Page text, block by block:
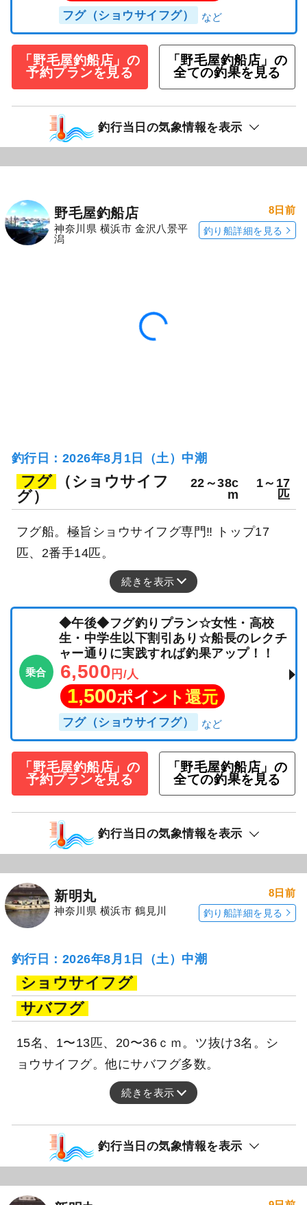
フグ（ショウサイフグ）
「野毛屋釣船店」の
予約プランを見る
「野毛屋釣船店」の
全ての釣果を見る
釣行当日の気象情報を表示
野毛屋釣船店
神奈川県 横浜市 金沢八景平
潟
8日前
釣り船詳細を見る
釣行日：2026年8月1日（土）中潮
フグ
（ショウサイフ
グ）
22～38c
m
1～17
匹
フグ船。極旨ショウサイフグ専門‼ トップ17
匹、2番手14匹。
続きを表示
乗合
◆午後◆フグ釣りプラン☆女性・高校
生・中学生以下割引あり☆船長のレクチ
ャー通りに実践すれば釣果アップ！！
6,500 円/人
1,500ポイント還元
フグ（ショウサイフグ）
「野毛屋釣船店」の
予約プランを見る
「野毛屋釣船店」の
全ての釣果を見る
釣行当日の気象情報を表示
新明丸
神奈川県 横浜市 鶴見川
8日前
釣り船詳細を見る
釣行日：2026年8月1日（土）中潮
ショウサイフグ
サバフグ
15名、1〜13匹、20〜36ｃｍ。ツ抜け3名。シ
ョウサイフグ。他にサバフグ多数。
続きを表示
釣行当日の気象情報を表示